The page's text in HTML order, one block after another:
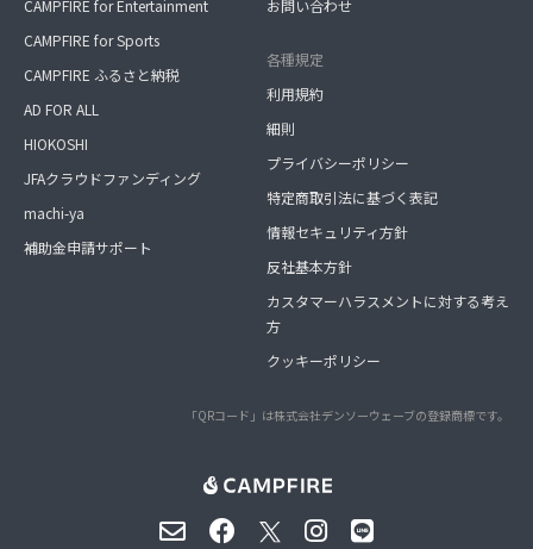
CAMPFIRE for Entertainment
CAMPFIRE for Sports
CAMPFIRE ふるさと納税
AD FOR ALL
HIOKOSHI
JFAクラウドファンディング
machi-ya
補助金申請サポート
お問い合わせ
各種規定
利用規約
細則
プライバシーポリシー
特定商取引法に基づく表記
情報セキュリティ方針
反社基本方針
カスタマーハラスメントに対する考え
方
クッキーポリシー
「QRコード」は株式会社デンソーウェーブの登録商標です。